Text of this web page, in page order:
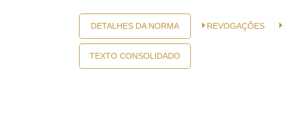
DETALHES DA NORMA
TEXTO CONSOLIDADO
REVOGAÇÕES